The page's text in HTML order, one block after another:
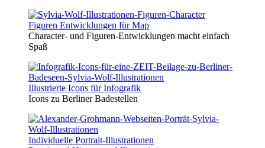
Figuren Entwicklungen für Map
Character- und Figuren-Entwicklungen macht einfach
Spaß
Illustrierte Icons für Infografik
Icons zu Berliner Badestellen
Individuelle Portrait-Illustrationen